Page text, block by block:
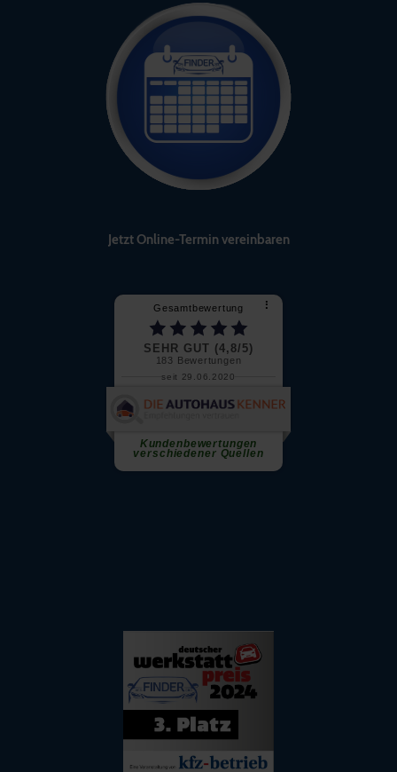
Jetzt Online-Termin vereinbaren